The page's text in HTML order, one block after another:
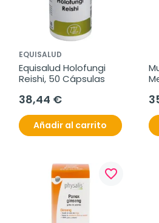
EQUISALUD
Equisalud Holofungi
Reishi, 50 Cápsulas
38,44 €
Añadir al carrito
favorite_border